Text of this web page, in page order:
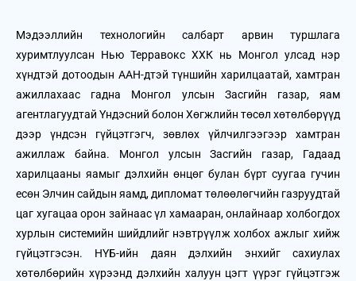
Мэдээллийн технологийн салбарт арвин туршлага
хуримтлуулсан Нью Терравокс ХХК нь Монгол улсад нэр
хүндтэй дотоодын ААН-дтэй түншийн харилцаатай, хамтран
ажиллахаас гадна Монгол улсын Засгийн газар, яам
агентлагуудтай Үндэсний болон Хөгжлийн төсөл хөтөлбөрүүд
дээр үндсэн гүйцэтгэгч, зөвлөх үйлчилгээгээр хамтран
ажиллаж байна. Монгол улсын Засгийн газар, Гадаад
харилцааны яамыг дэлхийн өнцөг булан бүрт суугаа гучин
есөн Элчин сайдын яамд, дипломат төлөөлөгчийн газруудтай
цаг хугацаа орон зайнаас үл хамааран, онлайнаар холбогдох
хурлын системийн шийдлийг нэвтрүүлж холбох ажлыг хийж
гүйцэтгэсэн. НҮБ-ийн даян дэлхийн энхийг сахиулах
хөтөлбөрийн хүрээнд дэлхийн халуун цэгт үүрэг гүйцэтгэж